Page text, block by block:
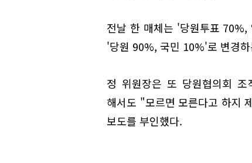
전날 한 매체는 '당원투표
'당원 90%, 국민 10%'로 변경
정 위원장은 또 당원협의회
해서도 "모르면 모른다고 하지
보도를 부인했다.